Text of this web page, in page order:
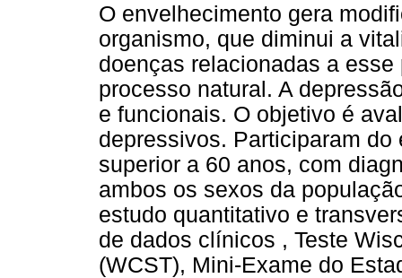
O envelhecimento gera
organismo, que diminui a
doenças relacionadas a
processo natural. A
e funcionais. O objetivo é
depressivos. Participaram
superior a 60 anos, com
ambos os sexos da
estudo quantitativo e
de dados clínicos , Teste
(WCST), Mini-Exame do